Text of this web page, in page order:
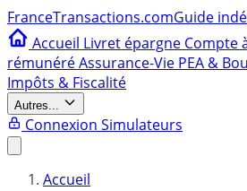
FranceTransactions.comGuide
Accueil Livret épargne Compte
rémunéréAssurance-Vie PEA &
Impôts & Fiscalité
Autres...
Connexion Simulateurs
Accueil